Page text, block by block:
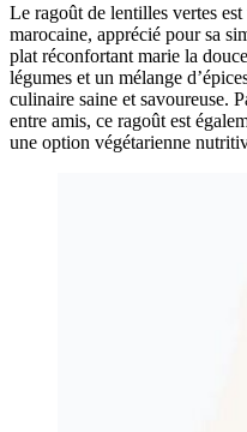
Le ragoût de lentilles vertes
marocaine, apprécié pour sa
plat réconfortant marie la
légumes et un mélange
culinaire saine et savoureuse.
entre amis, ce ragoût est
une option végétarienne